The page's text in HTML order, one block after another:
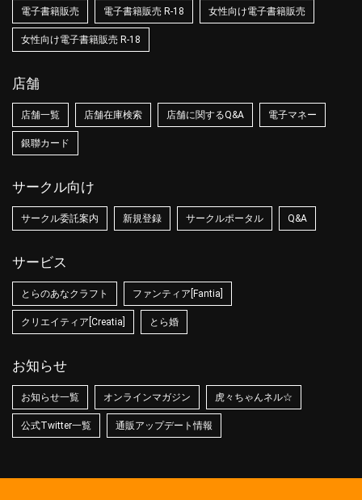
電子書籍販売 電子書籍販売 R-18 女性向け電子書籍販売
女性向け電子書籍販売 R-18
店舗
店舗一覧 店舗在庫検索 店舗に関するQ&A 電子マネー
銀聯カード
サークル向け
サークル委託案内 新規登録 サークルポータル Q&A
サービス
とらのあなクラフト ファンティア[Fantia]
クリエイティア[Creatia] とら婚
お知らせ
お知らせ一覧 オンラインマガジン 虎々ちゃんネル☆
公式Twitter一覧 通販アップデート情報